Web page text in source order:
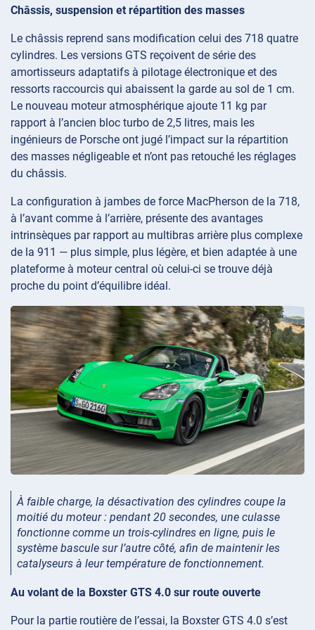
Châssis, suspension et répartition des masses
Le châssis reprend sans modification celui des 718 quatre
cylindres. Les versions GTS reçoivent de série des
amortisseurs adaptatifs à pilotage électronique et des
ressorts raccourcis qui abaissent la garde au sol de 1 cm.
Le nouveau moteur atmosphérique ajoute 11 kg par
rapport à l’ancien bloc turbo de 2,5 litres, mais les
ingénieurs de Porsche ont jugé l’impact sur la répartition
des masses négligeable et n’ont pas retouché les réglages
du châssis.
La configuration à jambes de force MacPherson de la 718,
à l’avant comme à l’arrière, présente des avantages
intrinsèques par rapport au multibras arrière plus complexe
de la 911 — plus simple, plus légère, et bien adaptée à une
plateforme à moteur central où celui-ci se trouve déjà
proche du point d’équilibre idéal.
À faible charge, la désactivation des cylindres coupe la
moitié du moteur : pendant 20 secondes, une culasse
fonctionne comme un trois-cylindres en ligne, puis le
système bascule sur l’autre côté, afin de maintenir les
catalyseurs à leur température de fonctionnement.
Au volant de la Boxster GTS 4.0 sur route ouverte
Pour la partie routière de l’essai, la Boxster GTS 4.0 s’est